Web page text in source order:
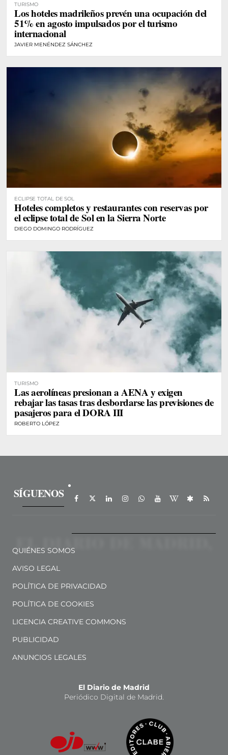
TURISMO
Los hoteles madrileños prevén una ocupación del
51% en agosto impulsados por el turismo
internacional
JAVIER MENÉNDEZ SÁNCHEZ
ECLIPSE TOTAL DE SOL
Hoteles completos y restaurantes con reservas por
el eclipse total de Sol en la Sierra Norte
DIEGO DOMINGO RODRÍGUEZ
TURISMO
Las aerolíneas presionan a AENA y exigen
rebajar las tasas tras desbordarse las previsiones de
pasajeros para el DORA III
ROBERTO LÓPEZ
SÍGUENOS
QUIÉNES SOMOS
AVISO LEGAL
POLÍTICA DE PRIVACIDAD
POLÍTICA DE COOKIES
LICENCIA CREATIVE COMMONS
PUBLICIDAD
ANUNCIOS LEGALES
El Diario de Madrid
Periódico Digital de Madrid.